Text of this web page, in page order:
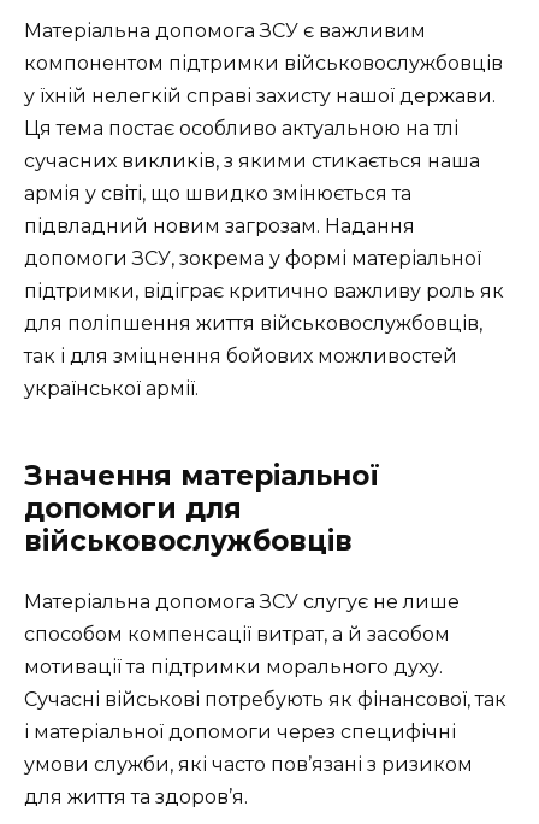
Матеріальна допомога ЗСУ є важливим
компонентом підтримки військовослужбовців
у їхній нелегкій справі захисту нашої держави.
Ця тема постає особливо актуальною на тлі
сучасних викликів, з якими стикається наша
армія у світі, що швидко змінюється та
підвладний новим загрозам. Надання
допомоги ЗСУ, зокрема у формі матеріальної
підтримки, відіграє критично важливу роль як
для поліпшення життя військовослужбовців,
так і для зміцнення бойових можливостей
української армії.
Значення матеріальної
допомоги для
військовослужбовців
Матеріальна допомога ЗСУ слугує не лише
способом компенсації витрат, а й засобом
мотивації та підтримки морального духу.
Сучасні військові потребують як фінансової, так
і матеріальної допомоги через специфічні
умови служби, які часто пов’язані з ризиком
для життя та здоров’я.